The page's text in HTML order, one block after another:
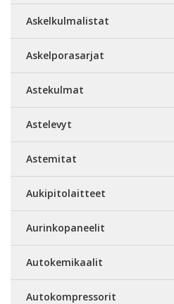
Askelkulmalistat
Askelporasarjat
Astekulmat
Astelevyt
Astemitat
Aukipitolaitteet
Aurinkopaneelit
Autokemikaalit
Autokompressorit